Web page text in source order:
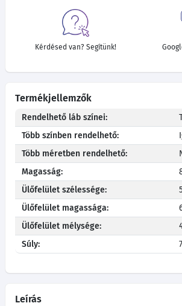
Kérdésed van? Segítünk!
Termékjellemzők
Rendelhető láb színei:
Több színben rendelhető:
Több méretben rendelhető:
Magasság:
Ülőfelület szélessége:
Ülőfelület magassága:
Ülőfelület mélysége:
Súly:
Leírás